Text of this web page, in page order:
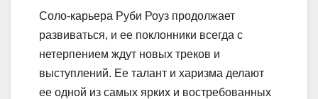
Соло-карьера Руби Роуз продолжает
развиваться, и ее поклонники всегда с
нетерпением ждут новых треков и
выступлений. Ее талант и харизма делают
ее одной из самых ярких и востребованных